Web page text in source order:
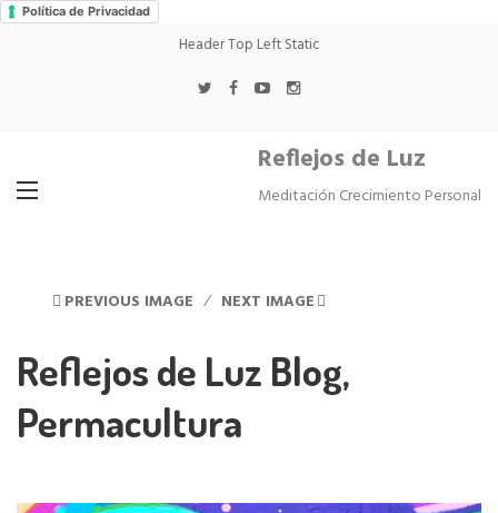
Política de Privacidad
Header Top Left Static
Reflejos de Luz
Meditación Crecimiento Personal
PREVIOUS IMAGE NEXT IMAGE
Reflejos de Luz Blog,
Permacultura